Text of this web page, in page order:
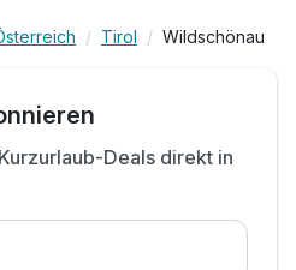
Tirol Wildschönau
Deals direkt in